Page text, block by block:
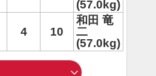
(57.0kg)
4 10
和田 竜
二
(57.0kg)